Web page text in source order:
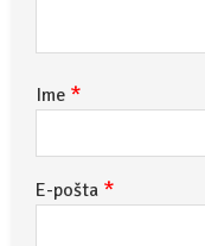
Ime *
E-pošta *